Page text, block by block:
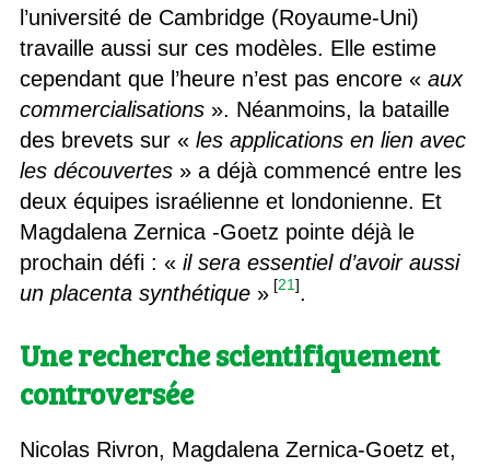
l’université de Cambridge (Royaume-Uni)
travaille aussi sur ces modèles. Elle estime
cependant que l’heure n’est pas encore « aux
commercialisations». Néanmoins, la bataille
des brevets sur « les applications en lien avec
les découvertes» a déjà commencé entre les
deux équipes israélienne et londonienne. Et
Magdalena Zernica -Goetz pointe déjà le
prochain défi : « il sera essentiel d’avoir aussi
un placenta synthétique» [21].
Une recherche scientifiquement
controversée
Nicolas Rivron, Magdalena Zernica-Goetz et,